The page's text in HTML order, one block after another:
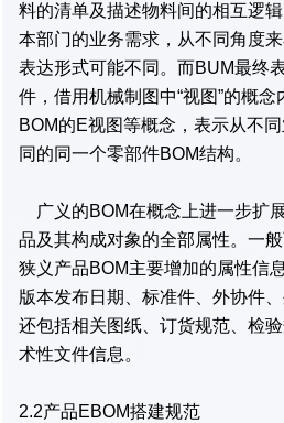
料的清单及描述物料间的相互逻
本部门的业务需求，从不同角度
表达形式可能不同。而BUM最终
件，借用机械制图中“视图”的概念
BOM的E视图等概念，表示从不
同的同一个零部件BOM结构。
广义的BOM在概念上进一步扩
品及其构成对象的全部属性。一
狭义产品BOM主要增加的属性信
版本发布日期、标准件、外协件
还包括相关图纸、订货规范、检
术性文件信息。
2.2产品EBOM搭建规范